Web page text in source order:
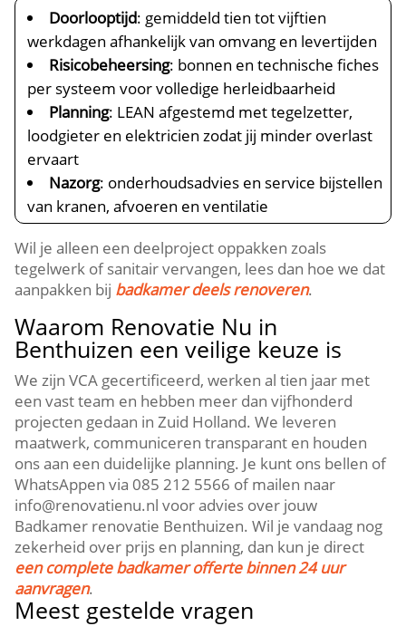
Doorlooptijd: gemiddeld tien tot vijftien
werkdagen afhankelijk van omvang en levertijden
Risicobeheersing: bonnen en technische fiches
per systeem voor volledige herleidbaarheid
Planning: LEAN afgestemd met tegelzetter,
loodgieter en elektricien zodat jij minder overlast
ervaart
Nazorg: onderhoudsadvies en service bijstellen
van kranen, afvoeren en ventilatie
Wil je alleen een deelproject oppakken zoals
tegelwerk of sanitair vervangen, lees dan hoe we dat
aanpakken bij badkamer deels renoveren.​
Waarom Renovatie Nu in
Benthuizen een veilige keuze is
We zijn VCA gecertificeerd, werken al tien jaar met
een vast team en hebben meer dan vijfhonderd
projecten gedaan in Zuid Holland.​ We leveren
maatwerk, communiceren transparant en houden
ons aan een duidelijke planning.​ Je kunt ons bellen of
WhatsAppen via 085 212 5566 of mailen naar
info@renovatienu.​nl voor advies over jouw
Badkamer renovatie Benthuizen.​ Wil je vandaag nog
zekerheid over prijs en planning, dan kun je direct
een complete badkamer offerte binnen 24 uur
aanvragen.​
Meest gestelde vragen